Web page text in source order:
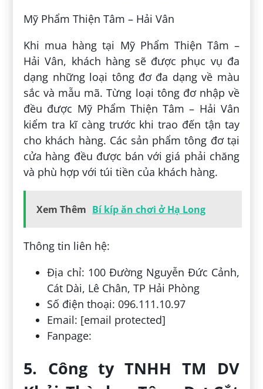
Mỹ Phẩm Thiện Tâm – Hải Vân
Khi mua hàng tại Mỹ Phẩm Thiện Tâm –
Hải Vân, khách hàng sẽ được phục vụ đa
dạng những loại tông đơ đa dạng về màu
sắc và mẫu mã. Từng loại tông đơ nhập về
đều được Mỹ Phẩm Thiện Tâm – Hải Vân
kiểm tra kĩ càng trước khi trao đến tận tay
cho khách hàng. Các sản phẩm tông đơ tại
cửa hàng đều được bán với giá phải chăng
và phù hợp với túi tiền của khách hàng.
Xem Thêm Bí kíp ăn chơi ở Hạ Long
Thông tin liên hệ:
Địa chỉ: 100 Đường Nguyễn Đức Cảnh,
Cát Dài, Lê Chân, TP Hải Phòng
Số điện thoại: 096.111.10.97
Email: [email protected]
Fanpage:
5. Công ty TNHH TM DV